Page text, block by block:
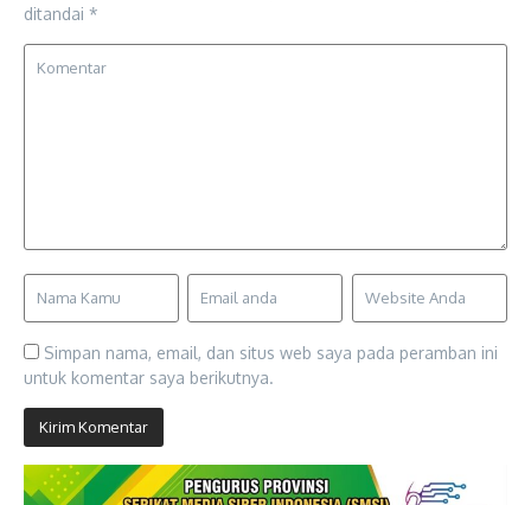
ditandai *
Simpan nama, email, dan situs web saya pada peramban ini
untuk komentar saya berikutnya.